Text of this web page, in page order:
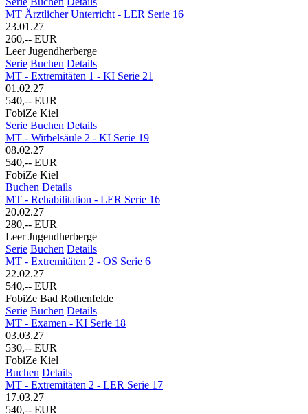
MT Ärztlicher Unterricht - LER Serie 16
23.01.27
260,-- EUR
Leer Jugendherberge
Serie Buchen Details
MT - Extremitäten 1 - KI Serie 21
01.02.27
540,-- EUR
FobiZe Kiel
Serie Buchen Details
MT - Wirbelsäule 2 - KI Serie 19
08.02.27
540,-- EUR
FobiZe Kiel
Buchen Details
MT - Rehabilitation - LER Serie 16
20.02.27
280,-- EUR
Leer Jugendherberge
Serie Buchen Details
MT - Extremitäten 2 - OS Serie 6
22.02.27
540,-- EUR
FobiZe Bad Rothenfelde
Serie Buchen Details
MT - Examen - KI Serie 18
03.03.27
530,-- EUR
FobiZe Kiel
Buchen Details
MT - Extremitäten 2 - LER Serie 17
17.03.27
540,-- EUR